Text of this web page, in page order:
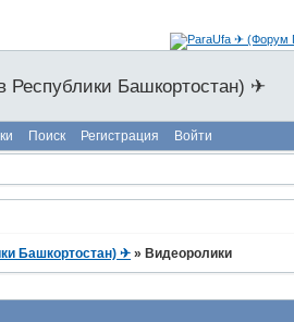
Башкортостан) ✈
Поиск Регистрация Войти
Башкортостан) ✈ » Видеоролики